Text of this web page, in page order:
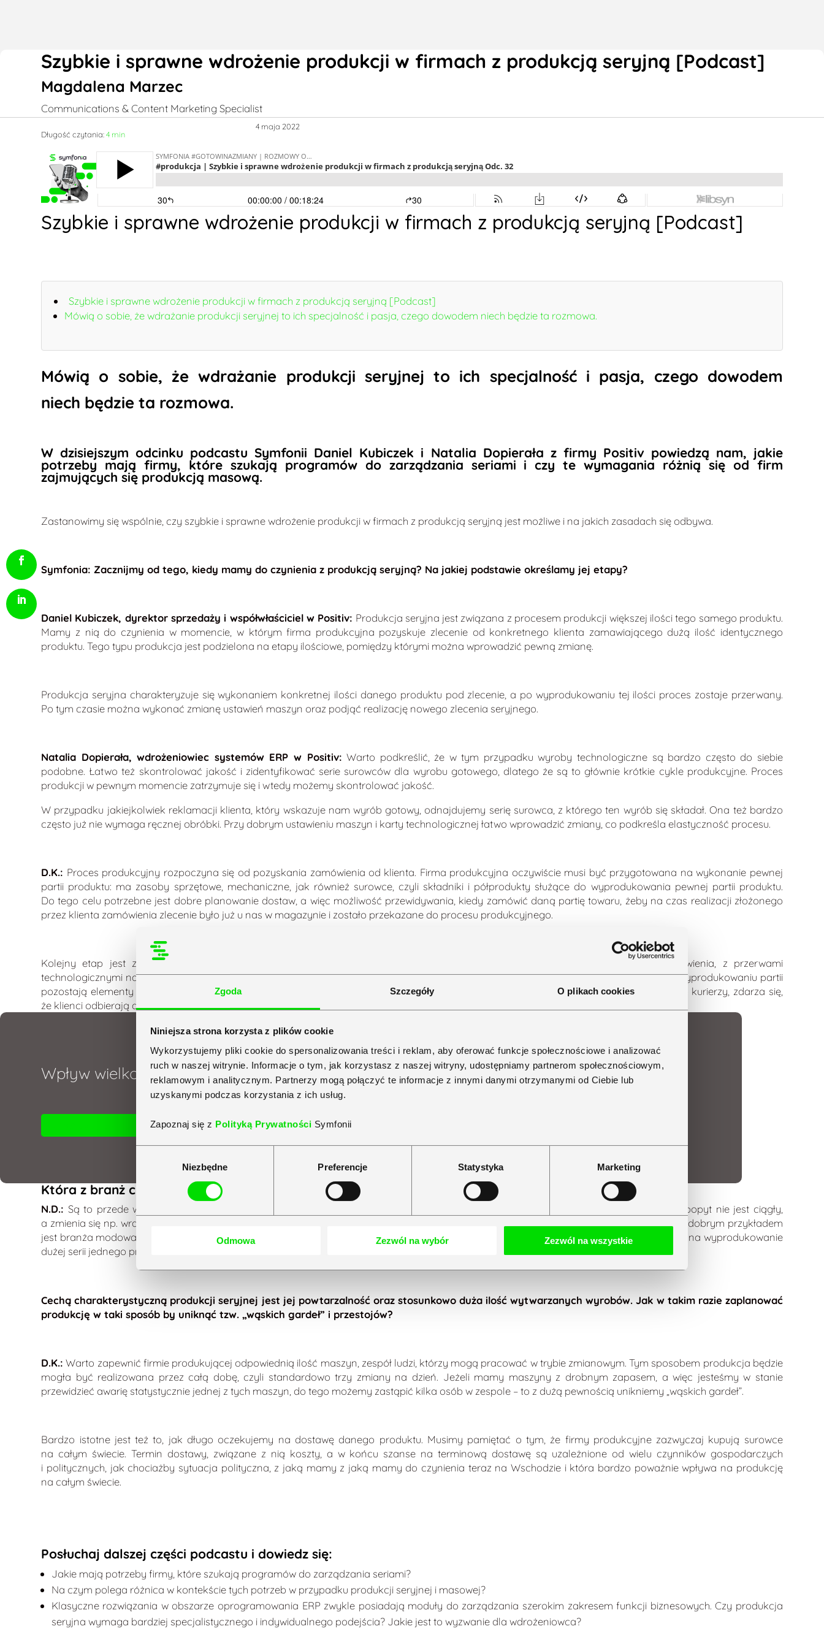
Zgoda Szczegóły O plikach cookies
Niniejsza strona korzysta z plików cookie
Wykorzystujemy pliki cookie do spersonalizowania treści i reklam, aby oferować funkcje społecznościowe i analizować
ruch w naszej witrynie. Informacje o tym, jak korzystasz z naszej witryny, udostępniamy partnerom społecznościowym,
reklamowym i analitycznym. Partnerzy mogą połączyć te informacje z innymi danymi otrzymanymi od Ciebie lub
uzyskanymi podczas korzystania z ich usług.
Zapoznaj się z Polityką Prywatności Symfonii
Niezbędne Preferencje Statystyka Marketing
Odmowa Zezwól na wybór Zezwól na wszystkie
Szybkie i sprawne wdrożenie produkcji w firmach z produkcją seryjną [Podcast]
Magdalena Marzec
Communications & Content Marketing Specialist
Długość czytania:4 min
4 maja 2022
Szybkie i sprawne wdrożenie produkcji w firmach z produkcją seryjną [Podcast]
Szybkie i sprawne wdrożenie produkcji w firmach z produkcją seryjną [Podcast]
Mówią o sobie, że wdrażanie produkcji seryjnej to ich specjalność i pasja, czego dowodem niech będzie ta rozmowa.
Mówią o sobie, że wdrażanie produkcji seryjnej to ich specjalność i pasja, czego dowodem
niech będzie ta rozmowa.
W dzisiejszym odcinku podcastu Symfonii Daniel Kubiczek i Natalia Dopierała z firmy Positiv powiedzą nam, jakie
potrzeby mają firmy, które szukają programów do zarządzania seriami i czy te wymagania różnią się od firm
zajmujących się produkcją masową.
Zastanowimy się wspólnie, czy szybkie i sprawne wdrożenie produkcji w firmach z produkcją seryjną jest możliwe i na jakich zasadach się odbywa.
Symfonia: Zacznijmy od tego, kiedy mamy do czynienia z produkcją seryjną? Na jakiej podstawie określamy jej etapy?
Daniel Kubiczek, dyrektor sprzedaży i współwłaściciel w Positiv: Produkcja seryjna jest związana z procesem produkcji większej ilości tego samego produktu.
Mamy z nią do czynienia w momencie, w którym firma produkcyjna pozyskuje zlecenie od konkretnego klienta zamawiającego dużą ilość identycznego
produktu. Tego typu produkcja jest podzielona na etapy ilościowe, pomiędzy którymi można wprowadzić pewną zmianę.
Produkcja seryjna charakteryzuje się wykonaniem konkretnej ilości danego produktu pod zlecenie, a po wyprodukowaniu tej ilości proces zostaje przerwany.
Po tym czasie można wykonać zmianę ustawień maszyn oraz podjąć realizację nowego zlecenia seryjnego.
Natalia Dopierała, wdrożeniowiec systemów ERP w Positiv: Warto podkreślić, że w tym przypadku wyroby technologiczne są bardzo często do siebie
podobne. Łatwo też skontrolować jakość i zidentyfikować serie surowców dla wyrobu gotowego, dlatego że są to głównie krótkie cykle produkcyjne. Proces
produkcji w pewnym momencie zatrzymuje się i wtedy możemy skontrolować jakość.
W przypadku jakiejkolwiek reklamacji klienta, który wskazuje nam wyrób gotowy, odnajdujemy serię surowca, z którego ten wyrób się składał. Ona też bardzo
często już nie wymaga ręcznej obróbki. Przy dobrym ustawieniu maszyn i karty technologicznej łatwo wprowadzić zmiany, co podkreśla elastyczność procesu.
D.K.: Proces produkcyjny rozpoczyna się od pozyskania zamówienia od klienta. Firma produkcyjna oczywiście musi być przygotowana na wykonanie pewnej
partii produktu: ma zasoby sprzętowe, mechaniczne, jak również surowce, czyli składniki i półprodukty służące do wyprodukowania pewnej partii produktu.
Do tego celu potrzebne jest dobre planowanie dostaw, a więc możliwość przewidywania, kiedy zamówić daną partię towaru, żeby na czas realizacji złożonego
przez klienta zamówienia zlecenie było już u nas w magazynie i zostało przekazane do procesu produkcyjnego.
Kolejny etap jest związany z procesem produkcyjnym. W tym kontekście mamy do czynienia z samą realizacją danego zamówienia, z przerwami
technologicznymi na maszynach, które muszą na przykład wystygnąć, jak również mają określoną wydajność dzienną ciągłej pracy. Po wyprodukowaniu partii
pozostają elementy logistyki. Trzeba zaplanować dostawę: raz jest to dostawa z własnym transportem firmy produkcyjnej, czasami są to kurierzy, zdarza się,
że klienci odbierają daną partię towaru samodzielnie. Zamykamy cały proces wydaniem i fakturą do zapłaty.
Wpływ wielkości partii produkcyjnej na cenę końcową i zysk operacyjny
Obejrzyj nagranie webinarium
Która z branż charakteryzuje się produkcją seryjną?
N.D.: Są to przede wszystkim branże, w których produkcję można robić na zamówienie. Sporą rolę odgrywają tu trendy zakupowe. Tu popyt nie jest ciągły,
a zmienia się np. wraz z porą roku bądź sytuacją ekonomiczną w kraju i na świecie. Produkcję seryjną charakteryzuje sezonowość, dlatego dobrym przykładem
jest branża modowa, gdzie często zmieniają się modele, płytki, opakowania czy dekoracje. Wszystko zależy od tego, czy klient jest gotowy na wyprodukowanie
dużej serii jednego produktu i czy działa tak naprawdę na zamówieniach, a może ma swoich odbiorców i pracuje na kontraktach.
Cechą charakterystyczną produkcji seryjnej jest jej powtarzalność oraz stosunkowo duża ilość wytwarzanych wyrobów. Jak w takim razie zaplanować
produkcję w taki sposób by uniknąć tzw. „wąskich gardeł” i przestojów?
D.K.: Warto zapewnić firmie produkującej odpowiednią ilość maszyn, zespół ludzi, którzy mogą pracować w trybie zmianowym. Tym sposobem produkcja będzie
mogła być realizowana przez całą dobę, czyli standardowo trzy zmiany na dzień. Jeżeli mamy maszyny z drobnym zapasem, a więc jesteśmy w stanie
przewidzieć awarię statystycznie jednej z tych maszyn, do tego możemy zastąpić kilka osób w zespole – to z dużą pewnością unikniemy „wąskich gardeł”.
Bardzo istotne jest też to, jak długo oczekujemy na dostawę danego produktu. Musimy pamiętać o tym, że firmy produkcyjne zazwyczaj kupują surowce
na całym świecie. Termin dostawy, związane z nią koszty, a w końcu szanse na terminową dostawę są uzależnione od wielu czynników gospodarczych
i politycznych, jak chociażby sytuacja polityczna, z jaką mamy z jaką mamy do czynienia teraz na Wschodzie i która bardzo poważnie wpływa na produkcję
na całym świecie.
Posłuchaj dalszej części podcastu i dowiedz się:
Jakie mają potrzeby firmy, które szukają programów do zarządzania seriami?
Na czym polega różnica w kontekście tych potrzeb w przypadku produkcji seryjnej i masowej?
Klasyczne rozwiązania w obszarze oprogramowania ERP zwykle posiadają moduły do zarządzania szerokim zakresem funkcji biznesowych. Czy produkcja
seryjna wymaga bardziej specjalistycznego i indywidualnego podejścia? Jakie jest to wyzwanie dla wdrożeniowca?
Rekomendowany